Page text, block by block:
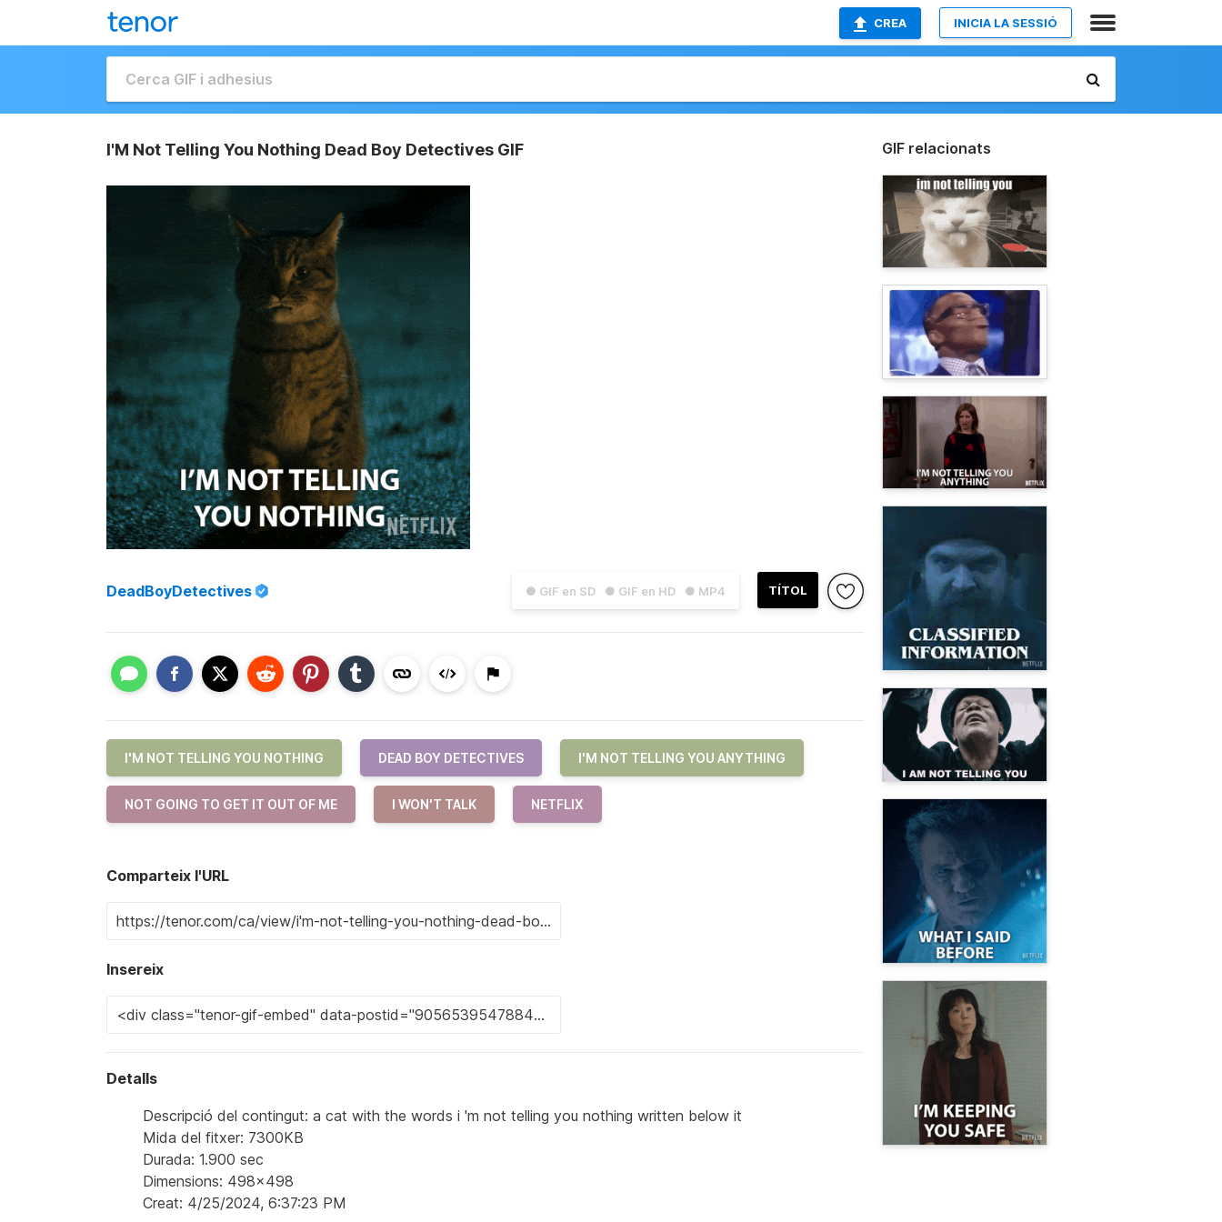
CREA INICIA LA SESSIÓ
I'M Not Telling You Nothing Dead Boy Detectives GIF
● GIF en SD ● GIF en HD ● MP4 TÍTOL
DeadBoyDetectives
I'M NOT TELLING YOU NOTHING DEAD BOY DETECTIVES I'M NOT TELLING YOU ANYTHING
NOT GOING TO GET IT OUT OF ME I WON'T TALK NETFLIX
Comparteix l'URL
Insereix
Detalls
Descripció del contingut: a cat with the words i 'm not telling you nothing written below it
Mida del fitxer: 7300KB
Durada: 1.900 sec
Dimensions: 498x498
Creat: 4/25/2024, 6:37:23 PM
GIF relacionats